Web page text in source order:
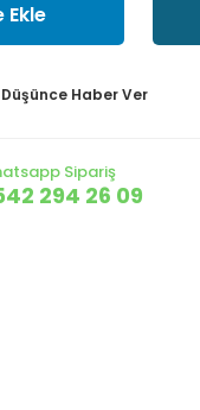
Ekle
Düşünce Haber Ver
Sipariş
294 26 09